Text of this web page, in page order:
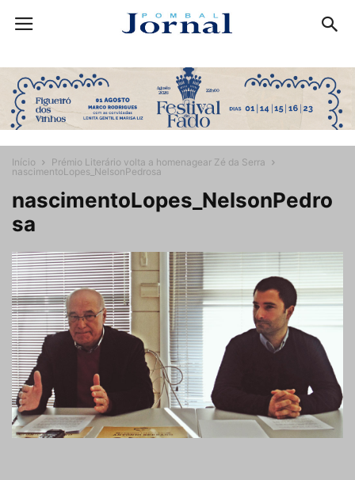
Início
Prémio Literário volta a homenagear Zé da Serra
nascimentoLopes_NelsonPedrosa
nascimentoLopes_NelsonPedro
sa